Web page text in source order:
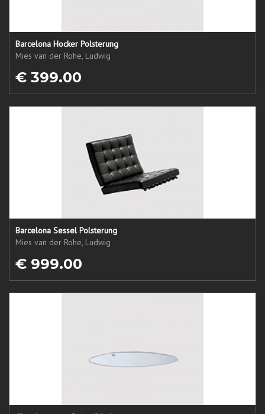
Barcelona Hocker Polsterung
Mies van der Rohe, Ludwig
€ 399.00
Barcelona Sessel Polsterung
Mies van der Rohe, Ludwig
€ 999.00